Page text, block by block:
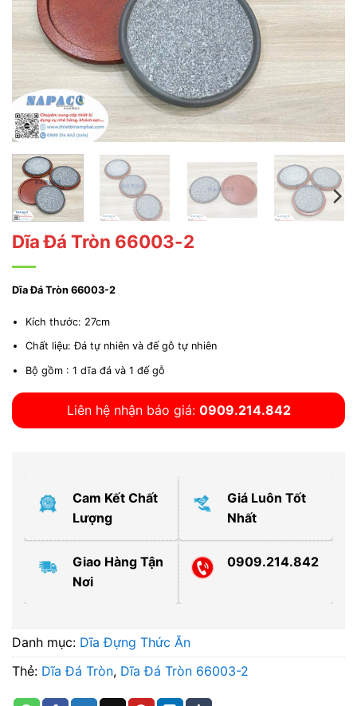
Dĩa Đá Tròn 66003-2
Dĩa Đá Tròn 66003-2
Kích thước: 27cm
Chất liệu: Đá tự nhiên và đế gỗ tự nhiên
Bộ gồm : 1 dĩa đá và 1 đế gỗ
Liên hệ nhận báo giá: 0909.214.842
Cam Kết Chất
Lượng
Giá Luôn Tốt
Nhất
Giao Hàng Tận
Nơi
0909.214.842
Danh mục: Dĩa Đựng Thức Ăn
Thẻ: Dĩa Đá Tròn, Dĩa Đá Tròn 66003-2